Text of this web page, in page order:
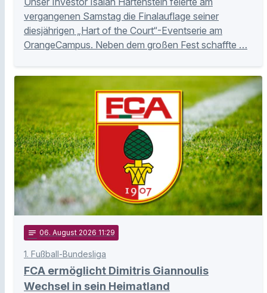
vergangenen Samstag die Finalauflage seiner
diesjährigen „Hart of the Court“-Eventserie am
OrangeCampus. Neben dem großen Fest schaffte …
notes 06. August 2026 11:29
1. Fußball-Bundesliga
FCA ermöglicht Dimitris Giannoulis
Wechsel in sein Heimatland